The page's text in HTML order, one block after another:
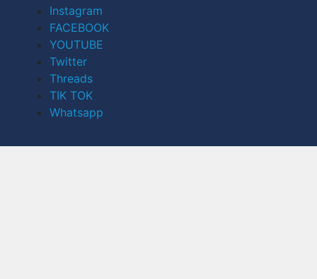
Instagram
FACEBOOK
YOUTUBE
Twitter
Threads
TIK TOK
Whatsapp